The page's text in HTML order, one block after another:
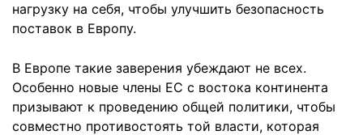
нагрузку на себя, чтобы улучшить безопасность
поставок в Европу.
В Европе такие заверения убеждают не всех.
Особенно новые члены ЕС с востока континента
призывают к проведению общей политики, чтобы
совместно противостоять той власти, которая